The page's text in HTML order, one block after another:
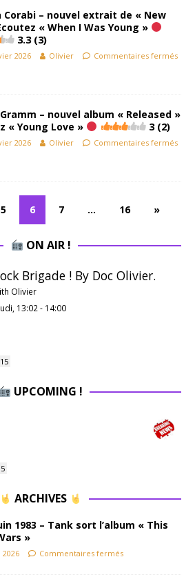
Corabi – nouvel extrait de « New
« When I Was Young »
3.3 (3)
2026 Olivier Commentaires fermés
– nouvel album « Released »
« Young Love »
3 (2)
2026 Olivier Commentaires fermés
5 6 7 … 16 »
ON AIR !
Brigade ! By Doc Olivier.
Olivier
13:02 - 14:00
15
UPCOMING !
ARCHIVES
1983 – Tank sort l’album « This
»
2026 Commentaires fermés